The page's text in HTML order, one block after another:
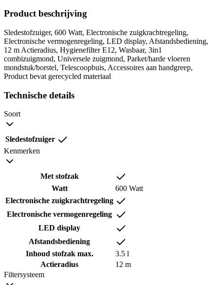
Product beschrijving
Sledestofzuiger, 600 Watt, Electronische zuigkrachtregeling,
Electronische vermogenregeling, LED display, Afstandsbediening,
12 m Actieradius, Hygienefilter E12, Wasbaar, 3in1
combizuigmond, Universele zuigmond, Parket/harde vloeren
mondstuk/borstel, Telescoopbuis, Accessoires aan handgreep,
Product bevat gerecycled materiaal
Technische details
Soort
Sledestofzuiger
Kenmerken
Met stofzak
Watt
600 Watt
Electronische zuigkrachtregeling
Electronische vermogenregeling
LED display
Afstandsbediening
Inhoud stofzak max.
3.5 l
Actieradius
12 m
Filtersysteem